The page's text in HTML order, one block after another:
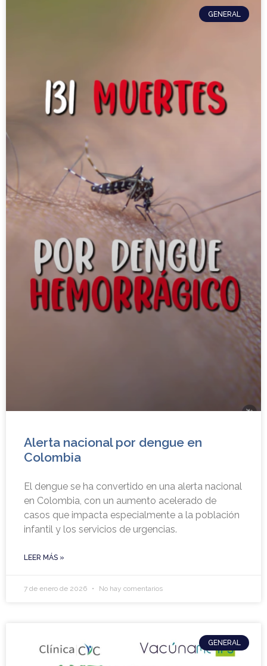
GENERAL
Alerta nacional por dengue en
Colombia
El dengue se ha convertido en una alerta nacional
en Colombia, con un aumento acelerado de
casos que impacta especialmente a la población
infantil y los servicios de urgencias.
LEER MÁS »
7 de enero de 2026 No hay comentarios
GENERAL